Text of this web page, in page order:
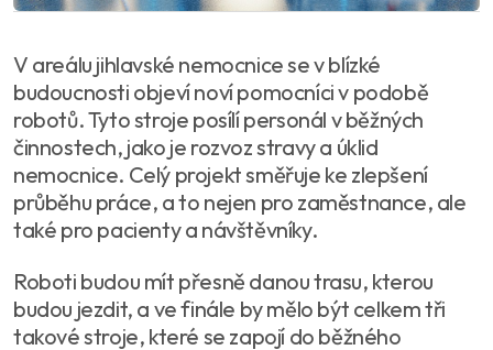
V areálu jihlavské nemocnice se v blízké
budoucnosti objeví noví pomocníci v podobě
robotů. Tyto stroje posílí personál v běžných
činnostech, jako je rozvoz stravy a úklid
nemocnice. Celý projekt směřuje ke zlepšení
průběhu práce, a to nejen pro zaměstnance, ale
také pro pacienty a návštěvníky.
Roboti budou mít přesně danou trasu, kterou
budou jezdit, a ve finále by mělo být celkem tři
takové stroje, které se zapojí do běžného